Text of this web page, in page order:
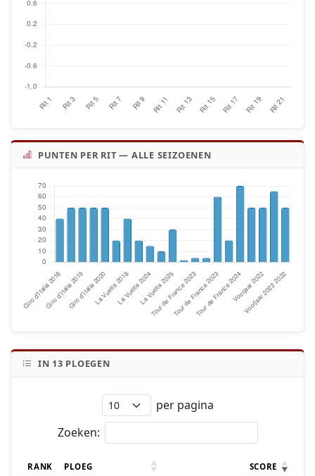
PUNTEN PER RIT — ALLE SEIZOENEN
IN 13 PLOEGEN
per pagina
Zoeken:
RANK PLOEG SCORE